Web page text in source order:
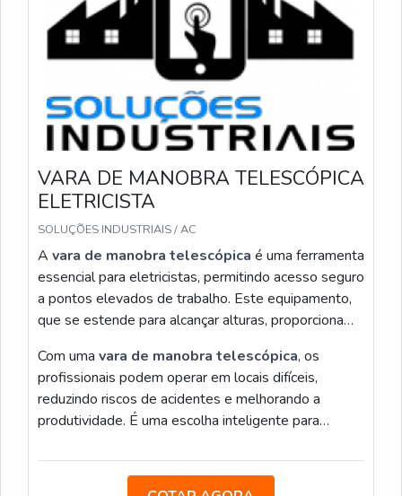
VARA DE MANOBRA TELESCÓPICA
ELETRICISTA
SOLUÇÕES INDUSTRIAIS / AC
A vara de manobra telescópica é uma ferramenta
essencial para eletricistas, permitindo acesso seguro
a pontos elevados de trabalho. Este equipamento,
que se estende para alcançar alturas, proporciona
e manutenção elétrica.
Com uma vara de manobra telescópica, os
profissionais podem operar em locais difíceis,
reduzindo riscos de acidentes e melhorando a
produtividade. É uma escolha inteligente para